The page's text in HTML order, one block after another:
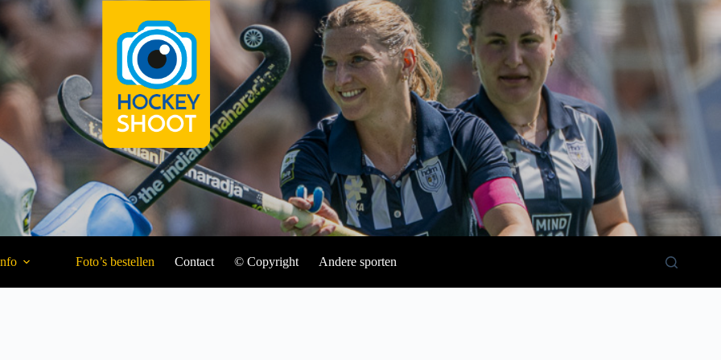
Foto’s bestellen Contact © Copyright Andere sporten